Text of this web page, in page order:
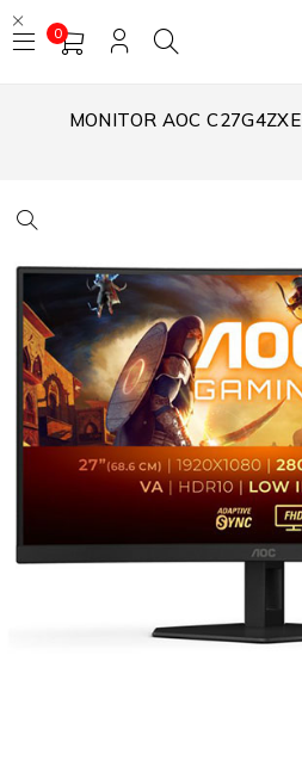
0
MONITOR AOC C27G4ZXE